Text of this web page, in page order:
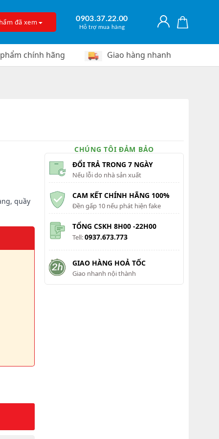
đã xem 0903.37.22.00
Hỗ trợ mua hàng
chính hãng Giao hàng nhanh
quầy
CHÚNG TÔI ĐẢM BẢO
ĐỔI TRẢ TRONG 7 NGÀY
Nếu lỗi do nhà sản xuất
CAM KẾT CHÍNH HÃNG 100%
Đền gấp 10 nếu phát hiện fake
TỔNG CSKH 8H00 -22H00
Tell:0937.673.773
GIAO HÀNG HOẢ TỐC
Giao nhanh nội thành